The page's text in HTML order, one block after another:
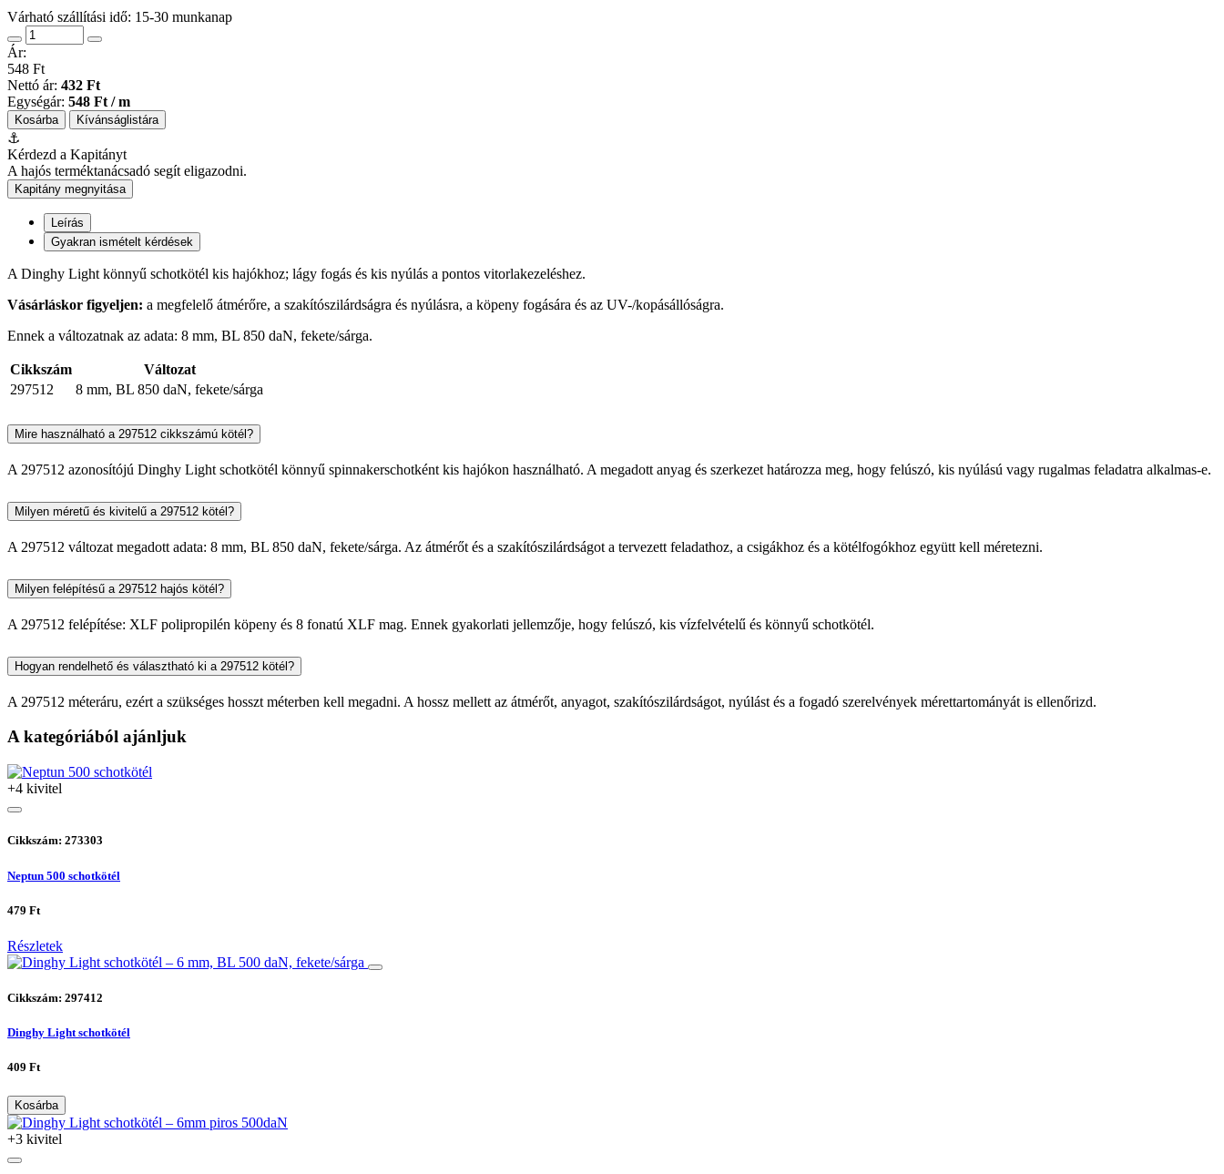
Várható szállítási idő: 15-30 munkanap
Ár:
548 Ft
Nettó ár: 432 Ft
Egységár: 548 Ft / m
Kosárba Kívánságlistára
⚓
Kérdezd a Kapitányt
A hajós terméktanácsadó segít eligazodni.
Kapitány megnyitása
Leírás
Gyakran ismételt kérdések
A Dinghy Light könnyű schotkötél kis hajókhoz; lágy fogás és kis nyúlás a pontos vitorlakezeléshez.
Vásárláskor figyeljen: a megfelelő átmérőre, a szakítószilárdságra és nyúlásra, a köpeny fogására és az UV-/kopásállóságra.
Ennek a változatnak az adata: 8 mm, BL 850 daN, fekete/sárga.
Cikkszám
Változat
297512
8 mm, BL 850 daN, fekete/sárga
Mire használható a 297512 cikkszámú kötél?
A 297512 azonosítójú Dinghy Light schotkötél könnyű spinnakerschotként kis hajókon használható. A megadott anyag és szerkezet határozza meg, hogy felúszó, kis nyúlású vagy rugalmas feladatra alkalmas-e.
Milyen méretű és kivitelű a 297512 kötél?
A 297512 változat megadott adata: 8 mm, BL 850 daN, fekete/sárga. Az átmérőt és a szakítószilárdságot a tervezett feladathoz, a csigákhoz és a kötélfogókhoz együtt kell méretezni.
Milyen felépítésű a 297512 hajós kötél?
A 297512 felépítése: XLF polipropilén köpeny és 8 fonatú XLF mag. Ennek gyakorlati jellemzője, hogy felúszó, kis vízfelvételű és könnyű schotkötél.
Hogyan rendelhető és választható ki a 297512 kötél?
A 297512 méteráru, ezért a szükséges hosszt méterben kell megadni. A hossz mellett az átmérőt, anyagot, szakítószilárdságot, nyúlást és a fogadó szerelvények mérettartományát is ellenőrizd.
A kategóriából ajánljuk
+4 kivitel
Cikkszám: 273303
Neptun 500 schotkötél
479 Ft
Részletek
Cikkszám: 297412
Dinghy Light schotkötél
409 Ft
Kosárba
+3 kivitel